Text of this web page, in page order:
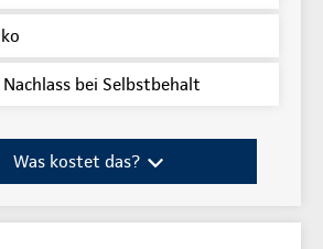
Nachlass bei Selbstbehalt
Was kostet das?